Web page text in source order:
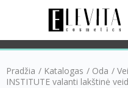
Pradžia / Katalogas / Oda /
INSTITUTE valanti lakštinė